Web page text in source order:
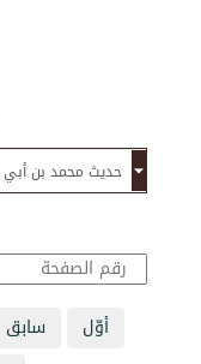
أوّل سابق